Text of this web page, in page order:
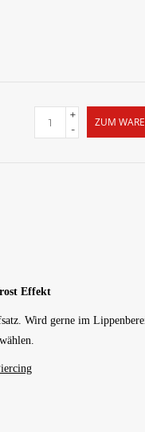
+
-
ZUM
Effekt
Wird gerne im